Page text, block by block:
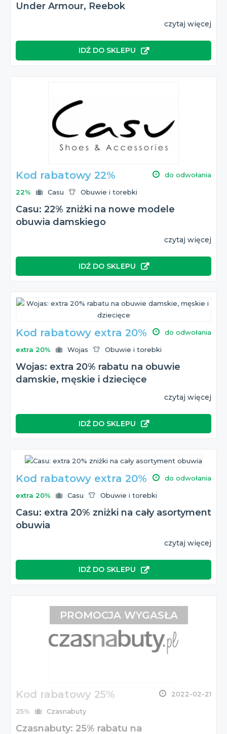
Under Armour, Reebok
czytaj więcej
IDŹ DO SKLEPU
Kod rabatowy 22% do odwołania
22% Casu Obuwie i torebki
Casu: 22% zniżki na nowe modele
obuwia damskiego
czytaj więcej
IDŹ DO SKLEPU
Kod rabatowy extra 20% do odwołania
extra 20% Wojas Obuwie i torebki
Wojas: extra 20% rabatu na obuwie
damskie, męskie i dziecięce
czytaj więcej
IDŹ DO SKLEPU
Kod rabatowy extra 20% do odwołania
extra 20% Casu Obuwie i torebki
Casu: extra 20% zniżki na cały asortyment
obuwia
czytaj więcej
IDŹ DO SKLEPU
Kod rabatowy 25% 2022-02-21
25% Czasnabuty
Czasnabuty: 25% rabatu na
PROMOCJA WYGASŁA